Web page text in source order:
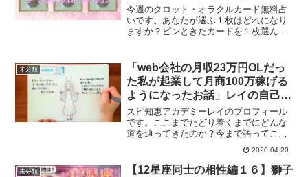
今週のタロット・オラクルカード無料占
いです。あなたが選ぶ１枚はどれになり
ますか？ピンときたカードを１枚選んで
う。
未分類
「web会社の月収23万円OLだっ
た私が起業して月商100万稼げる
ようになったお話」レイの自己紹
介
スピ知恵アカデミーレイのプロフィール
です。ここまでたどり着くまでにどんな
道を辿ってきたのか？今まで語ってこな
かったお話を赤裸々に語っていきます。
必要としている方にメッセージが届けば
と思います。
2020.04.20
未分類
【12星座同士の相性編１６】獅子